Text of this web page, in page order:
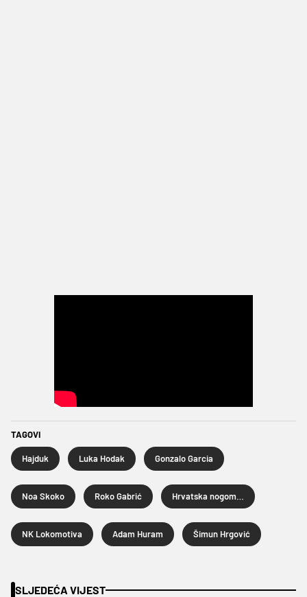
TAGOVI
Hajduk Luka Hodak Gonzalo Garcia
Noa Skoko Roko Gabrić
NK Lokomotiva Adam Huram Šimun Hrgović
SLJEDEĆA VIJEST